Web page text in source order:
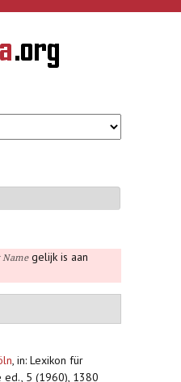
Namegelijk is aan
, in: Lexikon für
ed., 5 (1960), 1380